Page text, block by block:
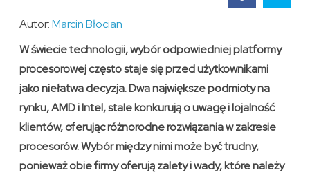
Autor:Marcin Błocian
W świecie technologii, wybór odpowiedniej platformy
procesorowej często staje się przed użytkownikami
jako niełatwa decyzja. Dwa największe podmioty na
rynku, AMD i Intel, stale konkurują o uwagę i lojalność
klientów, oferując różnorodne rozwiązania w zakresie
procesorów. Wybór między nimi może być trudny,
ponieważ obie firmy oferują zalety i wady, które należy